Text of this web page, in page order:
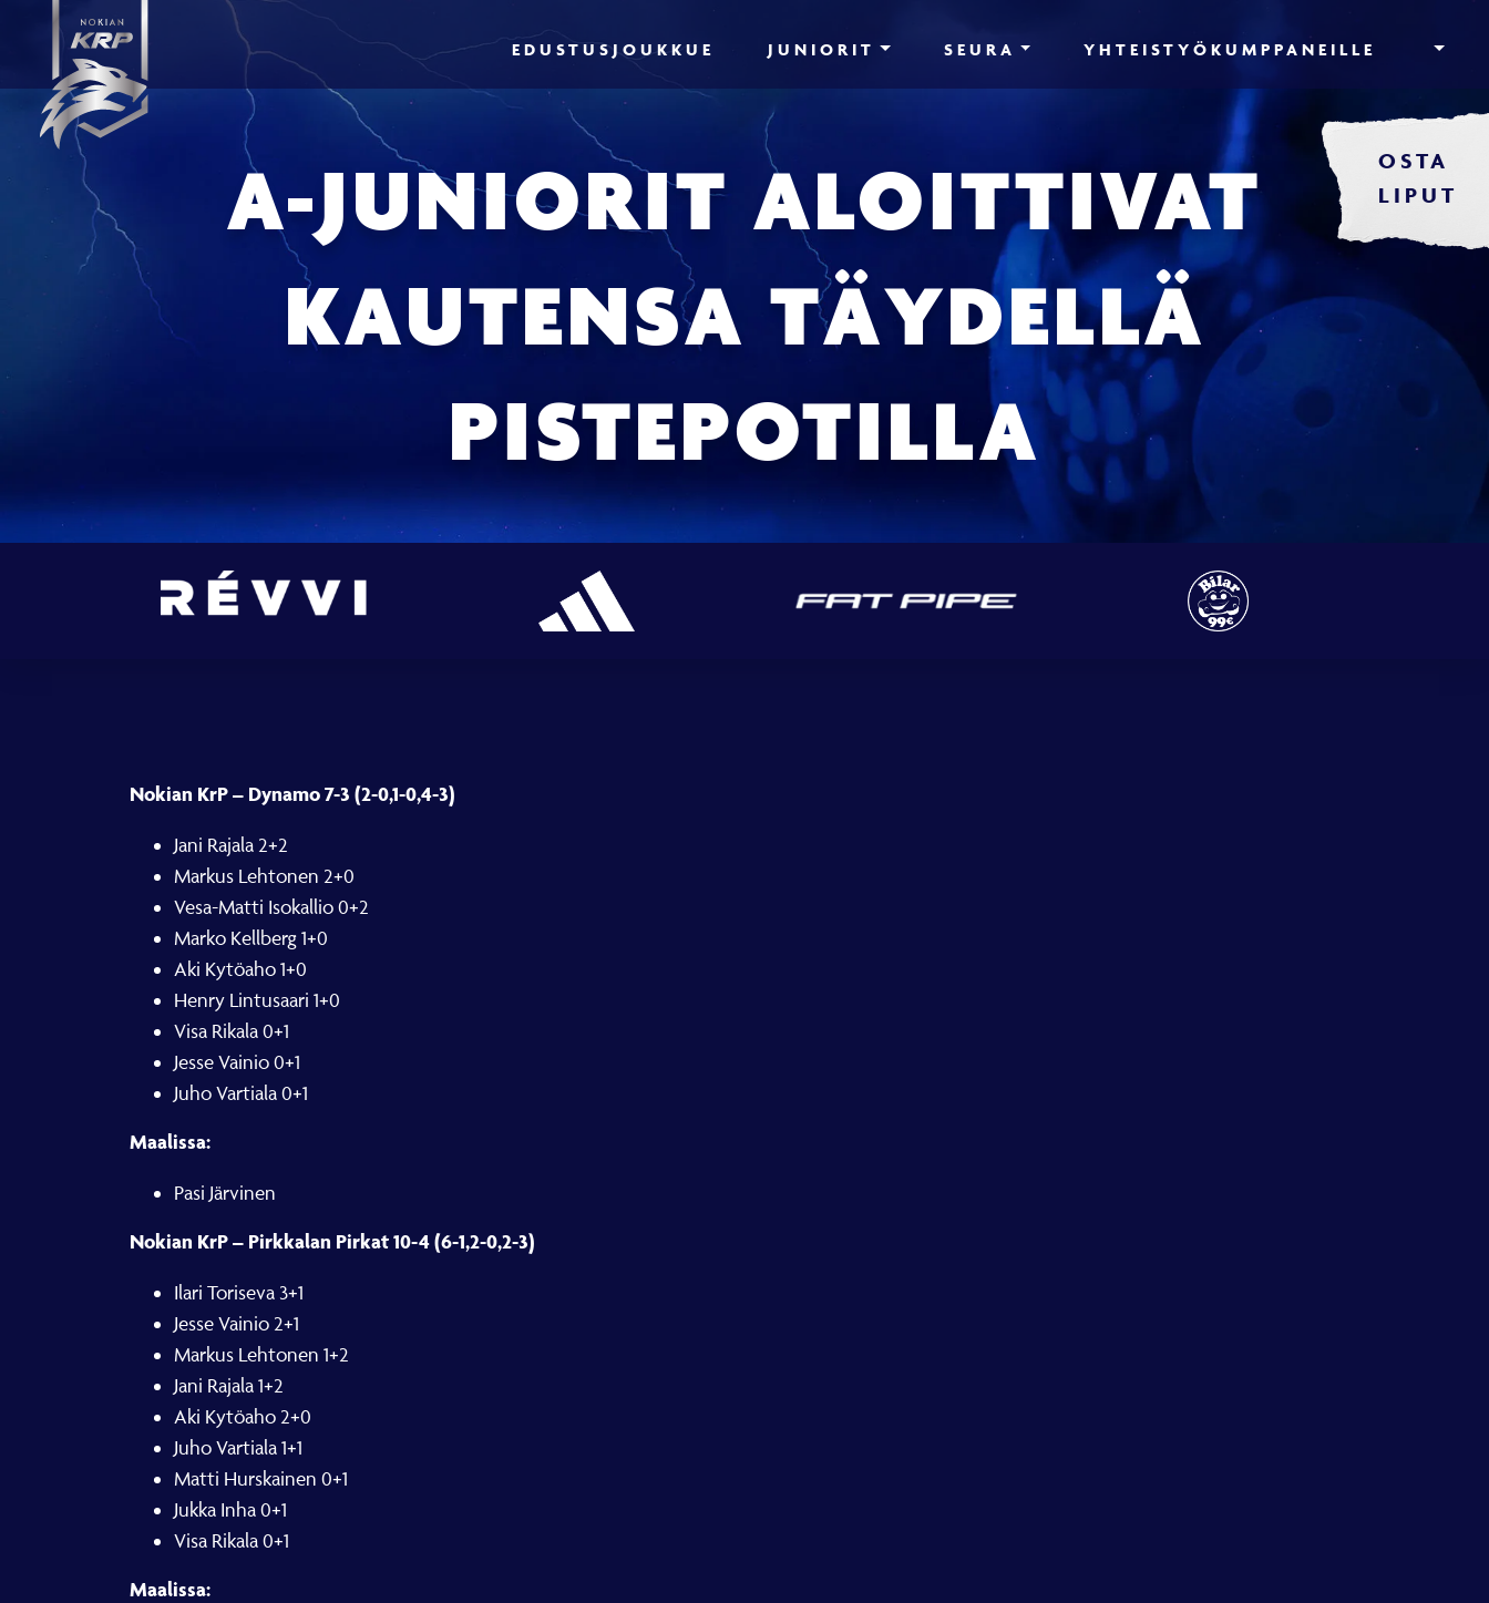
EDUSTUSJOUKKUE JUNIORIT SEURA YHTEISTYÖKUMPPANEILLE
OSTA
LIPUT
A-JUNIORIT ALOITTIVAT
KAUTENSA TÄYDELLÄ
PISTEPOTILLA
Nokian KrP – Dynamo 7-3 (2-0,1-0,4-3)
Jani Rajala 2+2
Markus Lehtonen 2+0
Vesa-Matti Isokallio 0+2
Marko Kellberg 1+0
Aki Kytöaho 1+0
Henry Lintusaari 1+0
Visa Rikala 0+1
Jesse Vainio 0+1
Juho Vartiala 0+1
Maalissa:
Pasi Järvinen
Nokian KrP – Pirkkalan Pirkat 10-4 (6-1,2-0,2-3)
Ilari Toriseva 3+1
Jesse Vainio 2+1
Markus Lehtonen 1+2
Jani Rajala 1+2
Aki Kytöaho 2+0
Juho Vartiala 1+1
Matti Hurskainen 0+1
Jukka Inha 0+1
Visa Rikala 0+1
Maalissa: